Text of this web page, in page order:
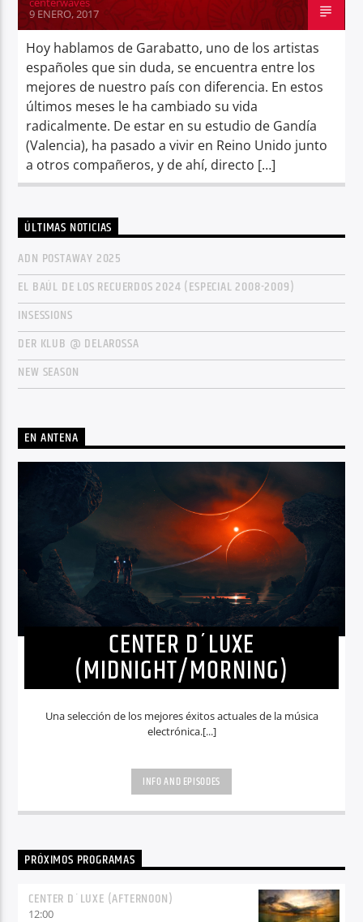
9 ENERO, 2017
Hoy hablamos de Garabatto, uno de los artistas
españoles que sin duda, se encuentra entre los
mejores de nuestro país con diferencia. En estos
últimos meses le ha cambiado su vida
radicalmente. De estar en su estudio de Gandía
(Valencia), ha pasado a vivir en Reino Unido junto
a otros compañeros, y de ahí, directo […]
ÚLTIMAS NOTICIAS
ADN POSTAWAY 2025
EL BAÚL DE LOS RECUERDOS 2024 (ESPECIAL 2008-2009)
INSESSIONS
DER KLUB @ DELAROSSA
NEW SEASON
EN ANTENA
CENTER D´LUXE
(MIDNIGHT/MORNING)
Una selección de los mejores éxitos actuales de la música
electrónica.[...]
INFO AND EPISODES
PRÓXIMOS PROGRAMAS
CENTER D´LUXE (AFTERNOON)
12:00